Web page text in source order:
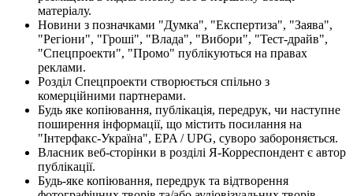
матеріалу.
Новини з позначками "Думка", "Експертиза", "Заява",
"Регіони", "Гроші", "Влада", "Вибори", "Тест-драйв",
"Спецпроекти", "Промо" публікуються на правах
реклами.
Розділ Спецпроекти створюється спільно з
комерційними партнерами.
Будь яке копіювання, публікація, передрук, чи наступне
поширення інформації, що містить посилання на
"Інтерфакс-Україна", EPA / UPG, суворо забороняється.
Власник веб-сторінки в розділі Я-Корреспондент є автор
публікації.
Будь-яке копіювання, передрук та відтворення